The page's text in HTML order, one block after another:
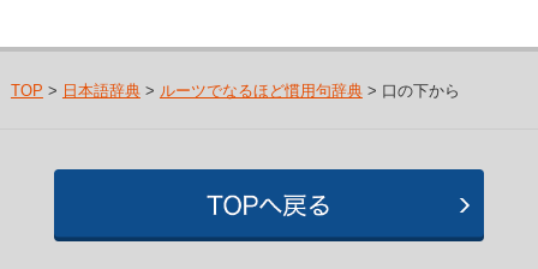
TOP > 日本語辞典> ルーツでなるほど慣用句辞典> 口の下から